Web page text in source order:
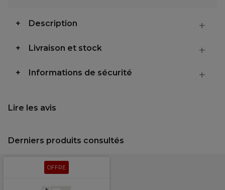
Description
Livraison et stock
Informations de sécurité
Lire les avis
Derniers produits consultés
OFFRE